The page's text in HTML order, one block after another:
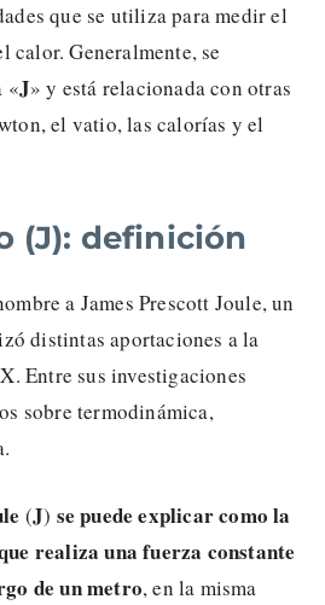
que se utiliza para medir el
calor. Generalmente, se
«J» y está relacionada con otras
el vatio, las calorías y el
(J): definición
a James Prescott Joule, un
distintas aportaciones a la
Entre sus investigaciones
sobre termodinámica,
(J) se puede explicar como la
realiza una fuerza constante
de un metro, en la misma